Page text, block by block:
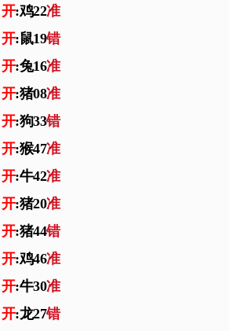
开:鸡22准
开:鼠19错
开:兔16准
开:猪08准
开:狗33错
开:猴47准
开:牛42准
开:猪20准
开:猪44错
开:鸡46准
开:牛30准
开:龙27错